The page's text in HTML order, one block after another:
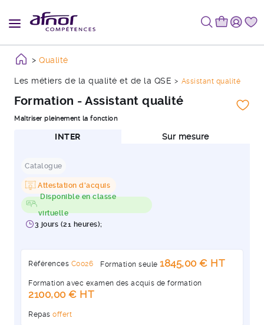
Qualité
Les métiers de la qualité et de la QSE Assistant qualité
Formation - Assistant qualité
Maîtriser pleinement la fonction
INTER Sur mesure
Catalogue
Attestation d'acquis
Disponible en classe
virtuelle
3 jours (21 heures);
Références C0026 Formation seule 1845,00 € HT
Formation avec examen des acquis de formation
2100,00 € HT
Repas offert